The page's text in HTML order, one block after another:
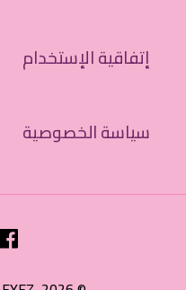
إتفاقية الإستخدام
سياسة الخصوصية